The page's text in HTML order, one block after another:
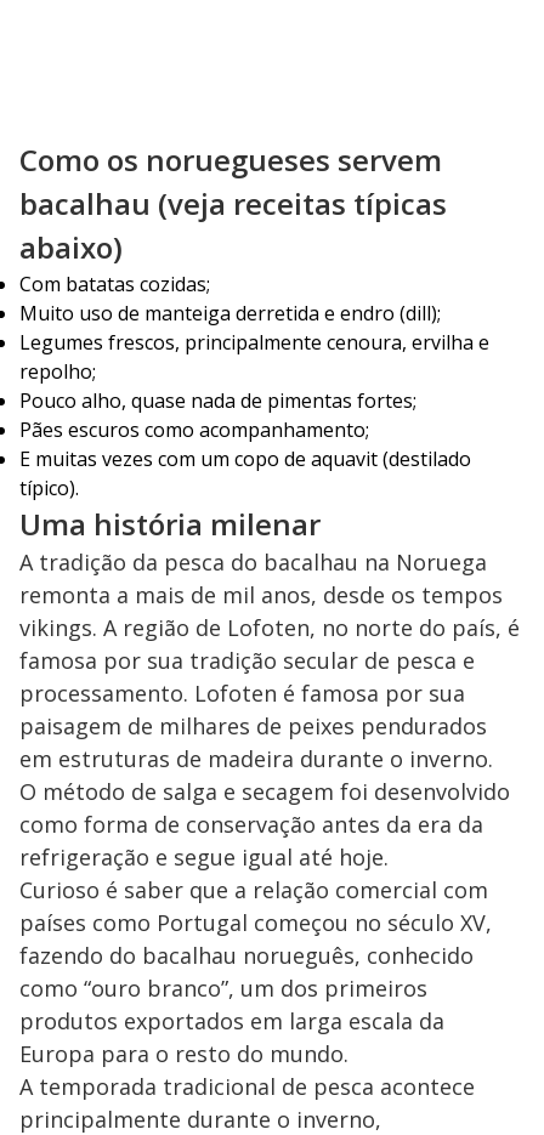
Como os noruegueses servem
bacalhau (veja receitas típicas
abaixo)
Com batatas cozidas;
Muito uso de manteiga derretida e endro (dill);
Legumes frescos, principalmente cenoura, ervilha e
repolho;
Pouco alho, quase nada de pimentas fortes;
Pães escuros como acompanhamento;
E muitas vezes com um copo de aquavit (destilado
típico).
Uma história milenar
A tradição da pesca do bacalhau na Noruega
remonta a mais de mil anos, desde os tempos
vikings. A região de Lofoten, no norte do país, é
famosa por sua tradição secular de pesca e
processamento. Lofoten é famosa por sua
paisagem de milhares de peixes pendurados
em estruturas de madeira durante o inverno.
O método de salga e secagem foi desenvolvido
como forma de conservação antes da era da
refrigeração e segue igual até hoje.
Curioso é saber que a relação comercial com
países como Portugal começou no século XV,
fazendo do bacalhau norueguês, conhecido
como “ouro branco”, um dos primeiros
produtos exportados em larga escala da
Europa para o resto do mundo.
A temporada tradicional de pesca acontece
principalmente durante o inverno,